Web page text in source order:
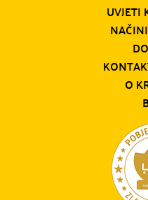
UVJETI
O